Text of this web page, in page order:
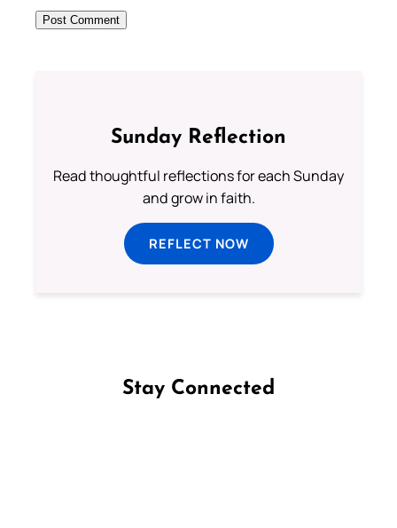
Sunday Reflection
Read thoughtful reflections for each Sunday
and grow in faith.
REFLECT NOW
Stay Connected